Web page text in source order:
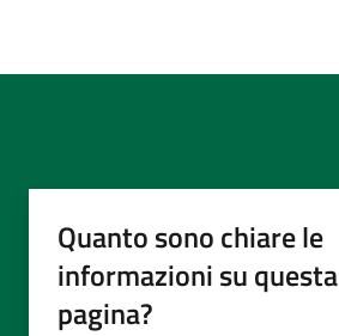
Quanto sono chiare le
informazioni su questa
pagina?